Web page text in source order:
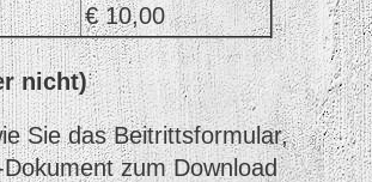
€ 10,00
nicht)
Sie das Beitrittsformular,
zum Download